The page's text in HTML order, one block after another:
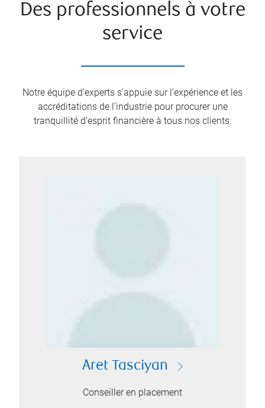
Des professionnels à votre
service
Notre équipe d’experts s’appuie sur l’expérience et les
accréditations de l’industrie pour procurer une
tranquillité d’esprit financière à tous nos clients.
Aret Tasciyan
Conseiller en placement